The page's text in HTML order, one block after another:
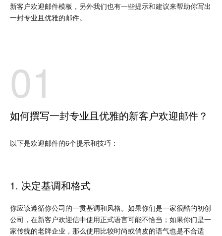
新客户欢迎邮件模板，另外我们也有一些提示和建议来帮助你写出
一封专业且优雅的邮件。
01
如何撰写一封专业且优雅的新客户欢迎邮件？
以下是欢迎邮件的6个提示和技巧：
1. 决定基调和格式
你应该遵循你公司的一贯基调和风格。如果你们是一家很酷的初创
公司，在新客户欢迎信中使用正式语言可能不恰当；如果你们是一
家传统的老牌企业，那么使用比较时尚或俏皮的语气也是不合适